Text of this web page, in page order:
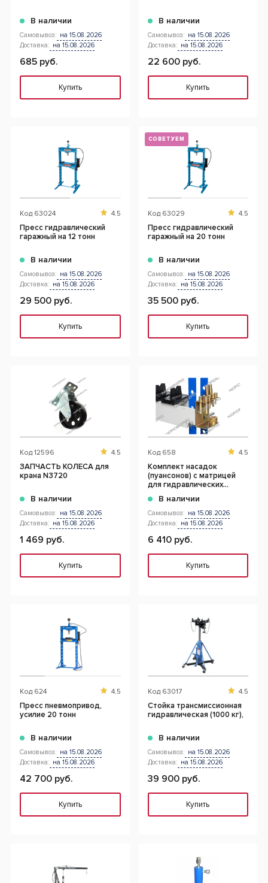
В наличии
Самовывоз: на 15.08.2026
Доставка: на 15.08.2026
685 руб.
Купить
В наличии
Самовывоз: на 15.08.2026
Доставка: на 15.08.2026
22 600 руб.
Купить
Код 63024 4.5
Пресс гидравлический
гаражный на 12 тонн
В наличии
Самовывоз: на 15.08.2026
Доставка: на 15.08.2026
29 500 руб.
Купить
СОВЕТУЕМ
Код 63029 4.5
Пресс гидравлический
гаражный на 20 тонн
В наличии
Самовывоз: на 15.08.2026
Доставка: на 15.08.2026
35 500 руб.
Купить
Код 12596 4.5
ЗАПЧАСТЬ КОЛЕСА для
крана N3720
В наличии
Самовывоз: на 15.08.2026
Доставка: на 15.08.2026
1 469 руб.
Купить
Код 658 4.5
Комплект насадок
(пуансонов) c матрицей
для гидравлических
В наличии
Самовывоз: на 15.08.2026
Доставка: на 15.08.2026
6 410 руб.
Купить
Код 624 4.5
Пресс пневмопривод,
усилие 20 тонн
В наличии
Самовывоз: на 15.08.2026
Доставка: на 15.08.2026
42 700 руб.
Купить
Код 63017 4.5
Стойка трансмиссионная
гидравлическая (1000 кг),
В наличии
Самовывоз: на 15.08.2026
Доставка: на 15.08.2026
39 900 руб.
Купить